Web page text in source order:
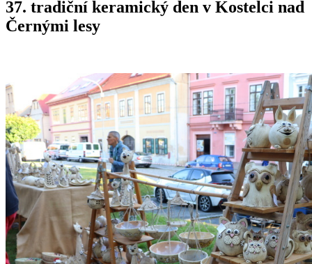
37. tradiční keramický den v Kostelci nad
Černými lesy